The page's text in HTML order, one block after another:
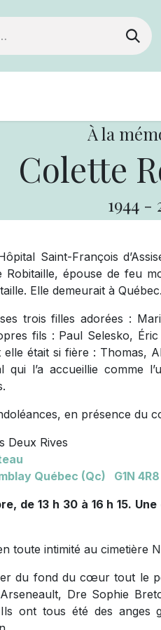
À la
Colette
1944 -
Saint-François
Robitaille, épouse de feu
Elle demeurait à Québec.
trois filles adorées :
fils : Paul Selesko,
elle était si fière : Thomas,
qui l’a accueillie comme
en présence du
Deux Rives
Québec (Qc) G1N 4R8
de 13 h 30 à 16 h 15.
toute intimité au cimetière
du fond du cœur tout le
Dre Sophie
Ils ont tous été des